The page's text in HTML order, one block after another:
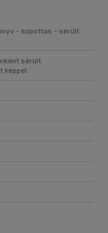
- kopottas - sérült
sérült
képpel.